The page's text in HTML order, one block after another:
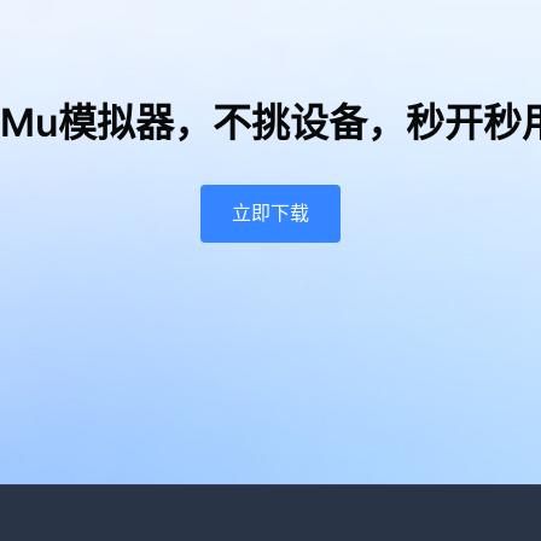
模拟器， 不挑设备，秒开秒
立即下载